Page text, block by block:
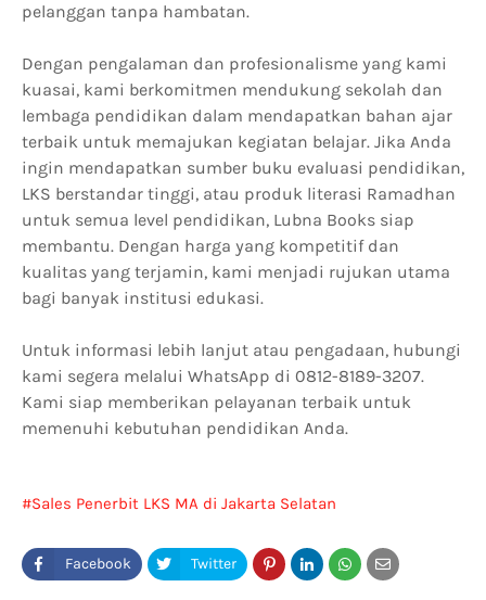
pelanggan tanpa hambatan.
Dengan pengalaman dan profesionalisme yang kami
kuasai, kami berkomitmen mendukung sekolah dan
lembaga pendidikan dalam mendapatkan bahan ajar
terbaik untuk memajukan kegiatan belajar. Jika Anda
ingin mendapatkan sumber buku evaluasi pendidikan,
LKS berstandar tinggi, atau produk literasi Ramadhan
untuk semua level pendidikan, Lubna Books siap
membantu. Dengan harga yang kompetitif dan
kualitas yang terjamin, kami menjadi rujukan utama
bagi banyak institusi edukasi.
Untuk informasi lebih lanjut atau pengadaan, hubungi
kami segera melalui WhatsApp di 0812-8189-3207.
Kami siap memberikan pelayanan terbaik untuk
memenuhi kebutuhan pendidikan Anda.
Sales Penerbit LKS MA di Jakarta Selatan